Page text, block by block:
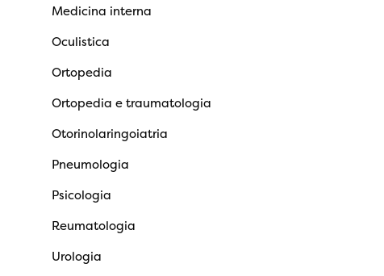
Medicina interna
Oculistica
Ortopedia
Ortopedia e traumatologia
Otorinolaringoiatria
Pneumologia
Psicologia
Reumatologia
Urologia